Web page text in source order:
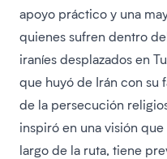
apoyo práctico y una
quienes sufren dentro
iraníes desplazados en
que huyó de Irán con su
de la persecución
inspiró en una visión
largo de la ruta, tiene